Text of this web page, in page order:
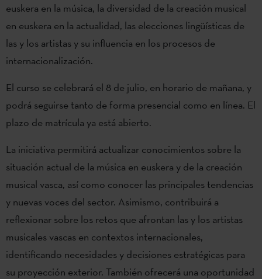
euskera en la música, la diversidad de la creación musical
en euskera en la actualidad, las elecciones lingüísticas de
las y los artistas y su influencia en los procesos de
internacionalización.
El curso se celebrará el 8 de julio, en horario de mañana, y
podrá seguirse tanto de forma presencial como en línea. El
plazo de matrícula ya está abierto.
La iniciativa permitirá actualizar conocimientos sobre la
situación actual de la música en euskera y de la creación
musical vasca, así como conocer las principales tendencias
y nuevas voces del sector. Asimismo, contribuirá a
reflexionar sobre los retos que afrontan las y los artistas
musicales vascas en contextos internacionales,
identificando necesidades y decisiones estratégicas para
su proyección exterior. También ofrecerá una oportunidad